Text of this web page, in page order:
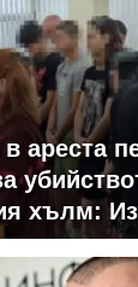
ареста
хълм:
гаврили